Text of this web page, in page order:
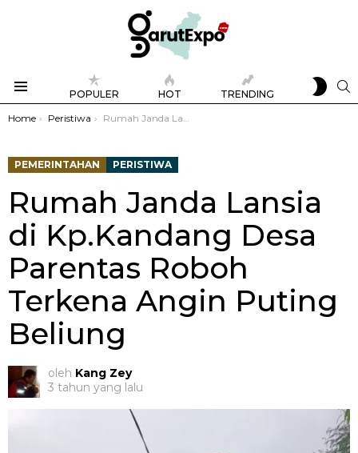
POPULER HOT TRENDING
SKIN
You are here:
Home Peristiwa Rumah Janda Lansia di Kp.Kandang Desa Parentas Roboh Terkena Angin Puting Beliung
PEMERINTAHAN PERISTIWA
Rumah Janda Lansia
di Kp.Kandang Desa
Parentas Roboh
Terkena Angin Puting
Beliung
oleh Kang Zey
3 tahun yang lalu